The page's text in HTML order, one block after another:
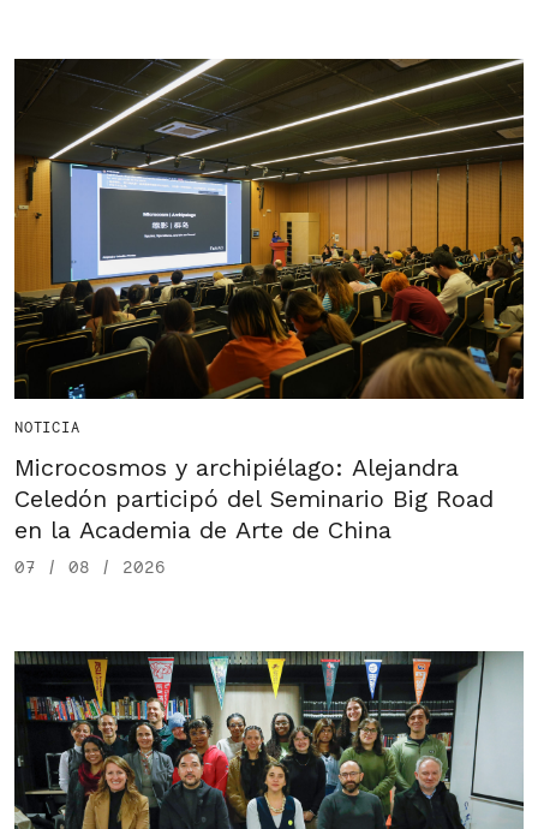
NOTICIA
Microcosmos y archipiélago: Alejandra
Celedón participó del Seminario Big Road
en la Academia de Arte de China
07 / 08 / 2026